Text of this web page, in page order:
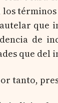
que
de
que del
tanto,